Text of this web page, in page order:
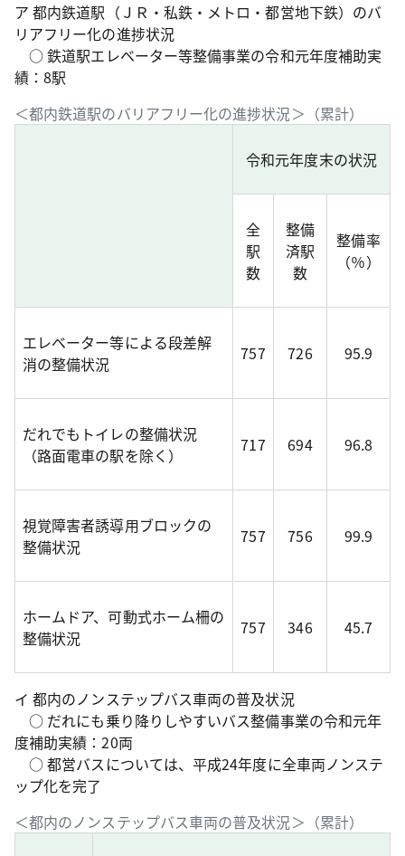
ア 都内鉄道駅（ＪＲ・私鉄・メトロ・都営地下鉄）のバ
リアフリー化の進捗状況
○ 鉄道駅エレベーター等整備事業の令和元年度補助実
績：8駅
＜都内鉄道駅のバリアフリー化の進捗状況＞（累計）
令和元年度末の状況
全
駅
数
整備
済駅
数
整備率
（％）
エレベーター等による段差解
消の整備状況
757 726 95.9
だれでもトイレの整備状況
（路面電車の駅を除く）
717 694 96.8
視覚障害者誘導用ブロックの
整備状況
757 756 99.9
ホームドア、可動式ホーム柵の
整備状況
757 346 45.7
イ 都内のノンステップバス車両の普及状況
○ だれにも乗り降りしやすいバス整備事業の令和元年
度補助実績：20両
○ 都営バスについては、平成24年度に全車両ノンステ
ップ化を完了
＜都内のノンステップバス車両の普及状況＞（累計）